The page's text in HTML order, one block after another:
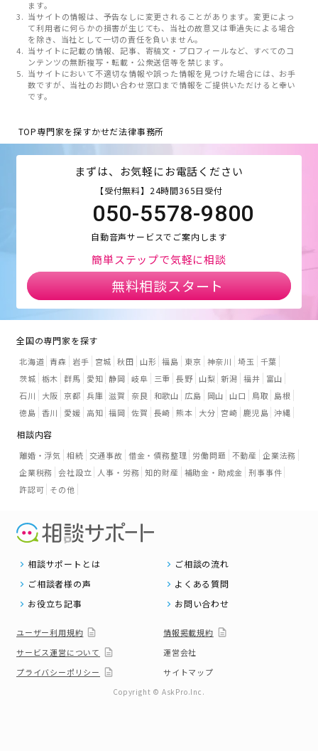
ます。
当サイトの情報は、予告なしに変更されることがあります。変更によっ
て利用者に何らかの損害が生じても、当社の故意又は重過失による場合
を除き、当社として一切の責任を負いません。
当サイトに記載の情報、記事、寄稿文・プロフィールなど、すべてのコ
ンテンツの無断複写・転載・公衆送信等を禁じます。
当サイトにおいて不適切な情報や誤った情報を見つけた場合には、お手
数ですが、当社のお問い合わせ窓口まで情報をご提供いただけると幸い
です。
TOP専門家を探すかせだ法律事務所
まずは、お気軽にお電話ください
【受付無料】24時間365日受付
050-5578-9800
自動音声サービスでご案内します
簡単ステップで気軽に相談
無料相談スタート
全国の専門家を探す
北海道 青森 岩手 宮城 秋田 山形 福島 東京 神奈川 埼玉
千葉
茨城 栃木 群馬 愛知 静岡 岐阜 三重 長野 山梨 新潟 福井
富山
石川
大阪 京都 兵庫 滋賀 奈良 和歌山 広島 岡山 山口 鳥取
島根
徳島 香川 愛媛 高知 福岡 佐賀 長崎 熊本 大分 宮崎 鹿児島 沖縄
相談内容
離婚・浮気 相続 交通事故 借金・債務整理 労働問題 不動産 企業法務
企業税務 会社設立 人事・労務 知的財産 補助金・助成金 刑事事件
許認可 その他
相談サポートとは
ご相談の流れ
ご相談者様の声
よくある質問
お役立ち記事
お問い合わせ
ユーザー利用規約
情報掲載規約
サービス運営について
運営会社
プライバシーポリシー
サイトマップ
Copyright © AskPro.Inc.